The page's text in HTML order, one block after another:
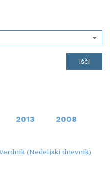
2013 2008
(Nedeljski dnevnik)